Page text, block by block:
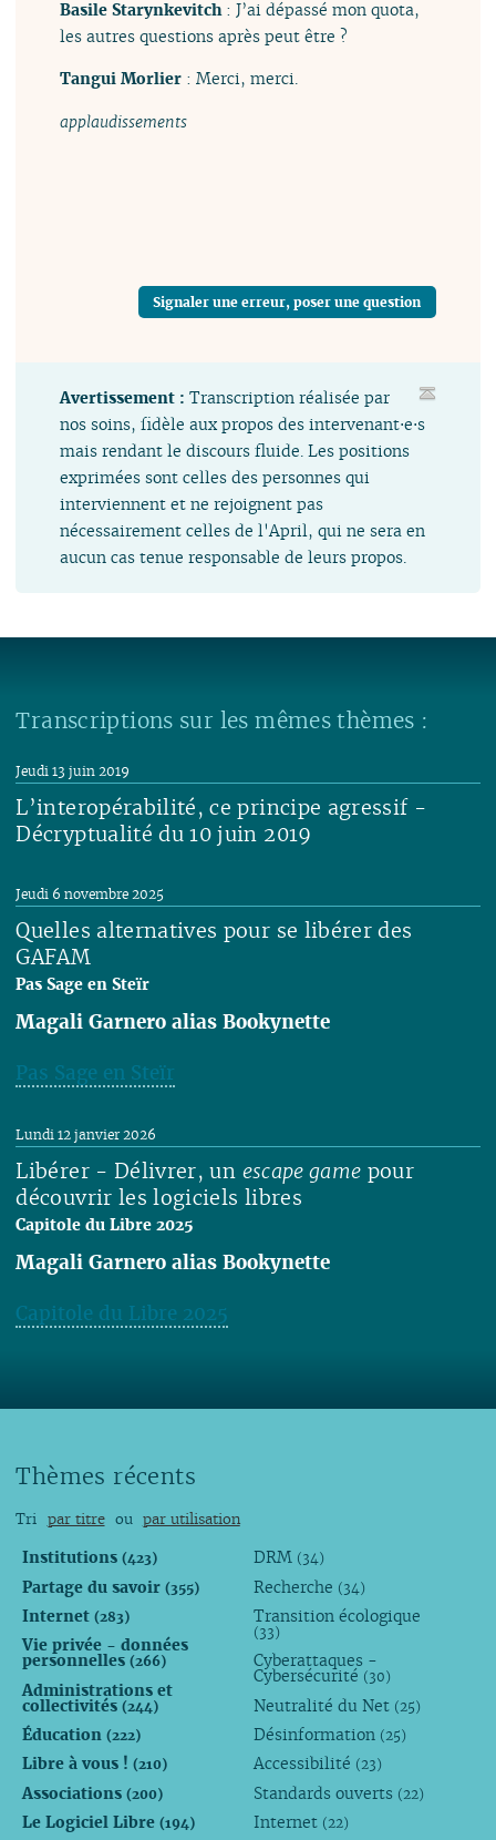
Basile Starynkevitch : J’ai dépassé mon quota,
les autres questions après peut être ?
Tangui Morlier : Merci, merci.
applaudissements
Signaler une erreur, poser une question
Avertissement :Transcription réalisée par
nos soins, fidèle aux propos des intervenant⋅e⋅s
mais rendant le discours fluide. Les positions
exprimées sont celles des personnes qui
interviennent et ne rejoignent pas
nécessairement celles de l'April, qui ne sera en
aucun cas tenue responsable de leurs propos.
Transcriptions sur les mêmes thèmes :
L’interopérabilité, ce principe agressif -
Décryptualité du 10 juin 2019
Jeudi 13 juin 2019
Quelles alternatives pour se libérer des
GAFAM
Pas Sage en Steïr
Jeudi 6 novembre 2025
Magali Garnero alias Bookynette
Pas Sage en Steïr
Lire
Libérer - Délivrer, un escape game pour
découvrir les logiciels libres
Capitole du Libre 2025
Lundi 12 janvier 2026
Magali Garnero alias Bookynette
Capitole du Libre 2025
Thèmes récents
Tri par titre ou par utilisation
Institutions (423)
Partage du savoir (355)
Internet (283)
Vie privée - données
personnelles (266)
Administrations et
collectivités (244)
Éducation (222)
Libre à vous ! (210)
Associations (200)
Le Logiciel Libre (194)
DRM (34)
Recherche (34)
Transition écologique
(33)
Cyberattaques -
Cybersécurité (30)
Neutralité du Net (25)
Désinformation (25)
Accessibilité (23)
Standards ouverts (22)
Internet (22)